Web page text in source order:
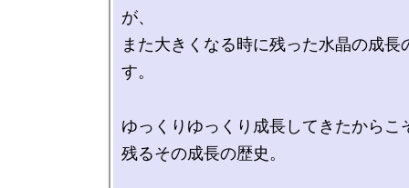
が、
また大きくなる時に残った水晶の成長
す。
ゆっくりゆっくり成長してきたからこ
残るその成長の歴史。